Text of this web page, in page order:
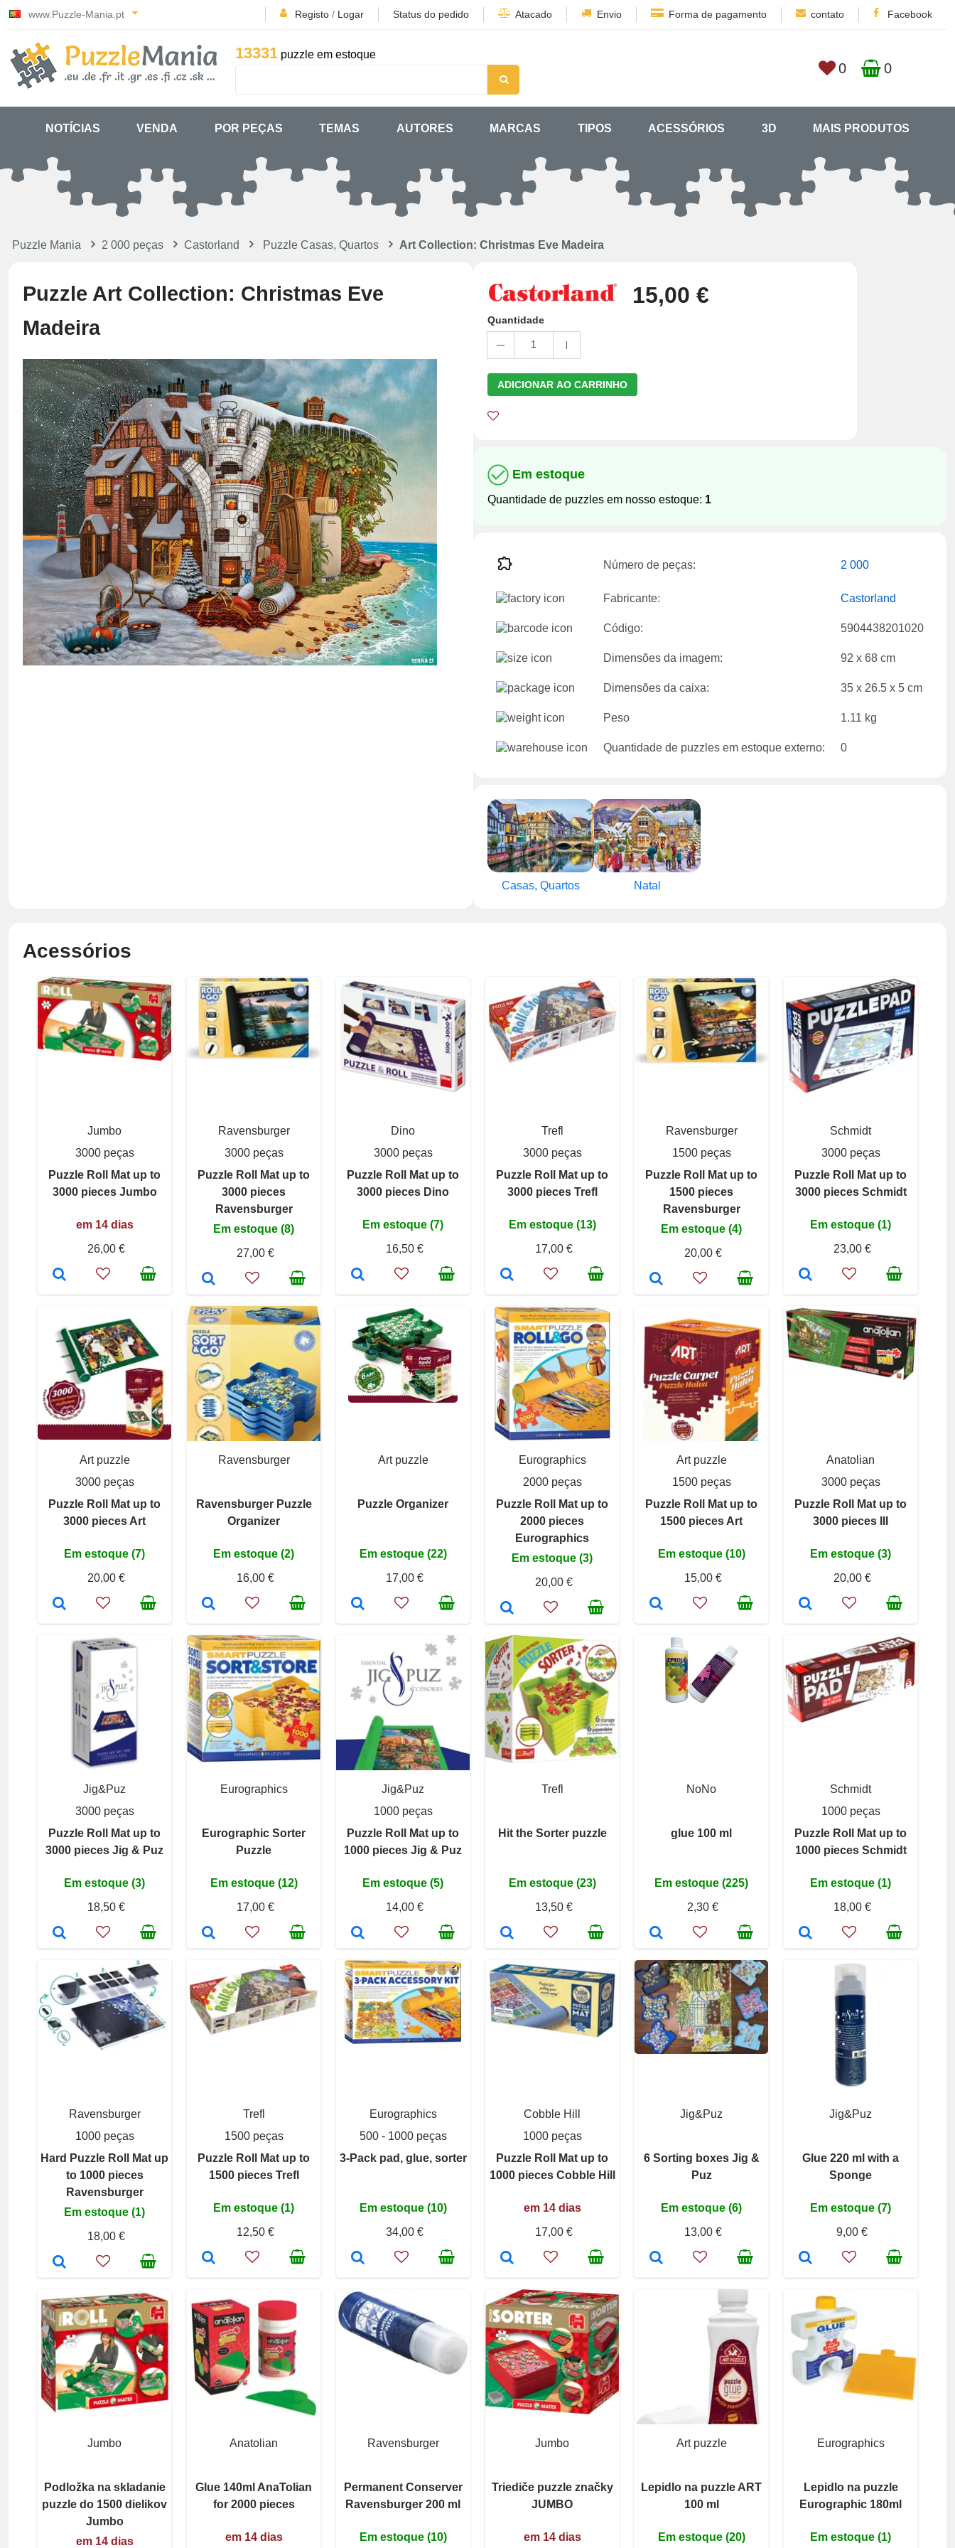
www.Puzzle-Mania.pt Registo / Logar Status do pedido Atacado Envio Forma de pagamento contato Facebook
13331 puzzle em estoque
0 0
NOTÍCIAS VENDA POR PEÇAS TEMAS AUTORES MARCAS TIPOS ACESSÓRIOS 3D MAIS PRODUTOS
Puzzle Mania 2 000 peças Castorland Puzzle Casas, Quartos Art Collection: Christmas Eve Madeira
Puzzle Art Collection: Christmas Eve
Madeira
15,00 €
Quantidade
1
ADICIONAR AO CARRINHO
Em estoque
Quantidade de puzzles em nosso estoque: 1
Número de peças: 2 000
Fabricante: Castorland
Código: 5904438201020
Dimensões da imagem: 92 x 68 cm
Dimensões da caixa: 35 x 26.5 x 5 cm
Peso 1.11 kg
Quantidade de puzzles em estoque externo: 0
Casas, Quartos Natal
Acessórios
Jumbo
3000 peças
Puzzle Roll Mat up to
3000 pieces Jumbo
em 14 dias
26,00 €
Ravensburger
3000 peças
Puzzle Roll Mat up to
3000 pieces
Ravensburger
Em estoque (8)
27,00 €
Dino
3000 peças
Puzzle Roll Mat up to
3000 pieces Dino
Em estoque (7)
16,50 €
Trefl
3000 peças
Puzzle Roll Mat up to
3000 pieces Trefl
Em estoque (13)
17,00 €
Ravensburger
1500 peças
Puzzle Roll Mat up to
1500 pieces
Ravensburger
Em estoque (4)
20,00 €
Schmidt
3000 peças
Puzzle Roll Mat up to
3000 pieces Schmidt
Em estoque (1)
23,00 €
Art puzzle
3000 peças
Puzzle Roll Mat up to
3000 pieces Art
Em estoque (7)
20,00 €
Ravensburger
Ravensburger Puzzle
Organizer
Em estoque (2)
16,00 €
Art puzzle
Puzzle Organizer
Em estoque (22)
17,00 €
Eurographics
2000 peças
Puzzle Roll Mat up to
2000 pieces
Eurographics
Em estoque (3)
20,00 €
Art puzzle
1500 peças
Puzzle Roll Mat up to
1500 pieces Art
Em estoque (10)
15,00 €
Anatolian
3000 peças
Puzzle Roll Mat up to
3000 pieces III
Em estoque (3)
20,00 €
Jig&Puz
3000 peças
Puzzle Roll Mat up to
3000 pieces Jig & Puz
Em estoque (3)
18,50 €
Eurographics
Eurographic Sorter
Puzzle
Em estoque (12)
17,00 €
Jig&Puz
1000 peças
Puzzle Roll Mat up to
1000 pieces Jig & Puz
Em estoque (5)
14,00 €
Trefl
Hit the Sorter puzzle
Em estoque (23)
13,50 €
NoNo
glue 100 ml
Em estoque (225)
2,30 €
Schmidt
1000 peças
Puzzle Roll Mat up to
1000 pieces Schmidt
Em estoque (1)
18,00 €
Ravensburger
1000 peças
Hard Puzzle Roll Mat up
to 1000 pieces
Ravensburger
Em estoque (1)
18,00 €
Trefl
1500 peças
Puzzle Roll Mat up to
1500 pieces Trefl
Em estoque (1)
12,50 €
Eurographics
500 - 1000 peças
3-Pack pad, glue, sorter
Em estoque (10)
34,00 €
Cobble Hill
1000 peças
Puzzle Roll Mat up to
1000 pieces Cobble Hill
em 14 dias
17,00 €
Jig&Puz
6 Sorting boxes Jig &
Puz
Em estoque (6)
13,00 €
Jig&Puz
Glue 220 ml with a
Sponge
Em estoque (7)
9,00 €
Jumbo
Podložka na skladanie
puzzle do 1500 dielikov
Jumbo
em 14 dias
Anatolian
Glue 140ml AnaTolian
for 2000 pieces
em 14 dias
Ravensburger
Permanent Conserver
Ravensburger 200 ml
Em estoque (10)
Jumbo
Triediče puzzle značky
JUMBO
em 14 dias
Art puzzle
Lepidlo na puzzle ART
100 ml
Em estoque (20)
Eurographics
Lepidlo na puzzle
Eurographic 180ml
Em estoque (1)